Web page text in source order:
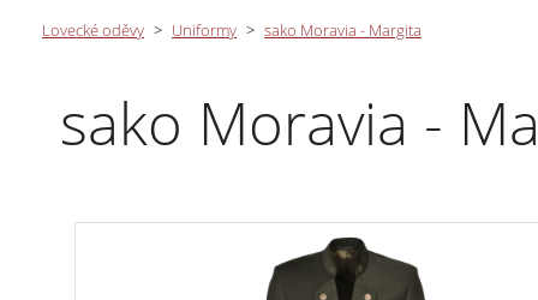
Lovecké oděvy > Uniformy > sako Moravia - Margita
sako Moravia -